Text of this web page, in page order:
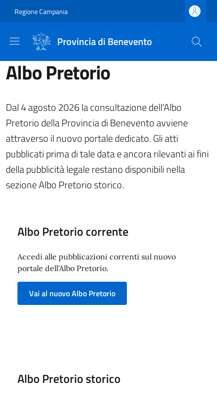
Regione Campania
Provincia di Benevento
Albo Pretorio
Dal 4 agosto 2026 la consultazione dell'Albo
Pretorio della Provincia di Benevento avviene
attraverso il nuovo portale dedicato. Gli atti
pubblicati prima di tale data e ancora rilevanti ai fini
della pubblicità legale restano disponibili nella
sezione Albo Pretorio storico.
Albo Pretorio corrente
Accedi alle pubblicazioni correnti sul nuovo
portale dell'Albo Pretorio.
Vai al nuovo Albo Pretorio
Albo Pretorio storico